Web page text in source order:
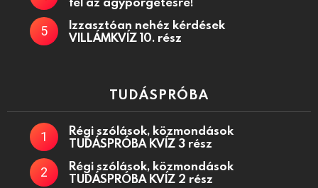
Izzasztóan nehéz kérdések
VILLÁMKVÍZ 10. rész
TUDÁSPRÓBA
Régi szólások, közmondások
TUDÁSPRÓBA KVÍZ 3 rész
Régi szólások, közmondások
TUDÁSPRÓBA KVÍZ 2 rész